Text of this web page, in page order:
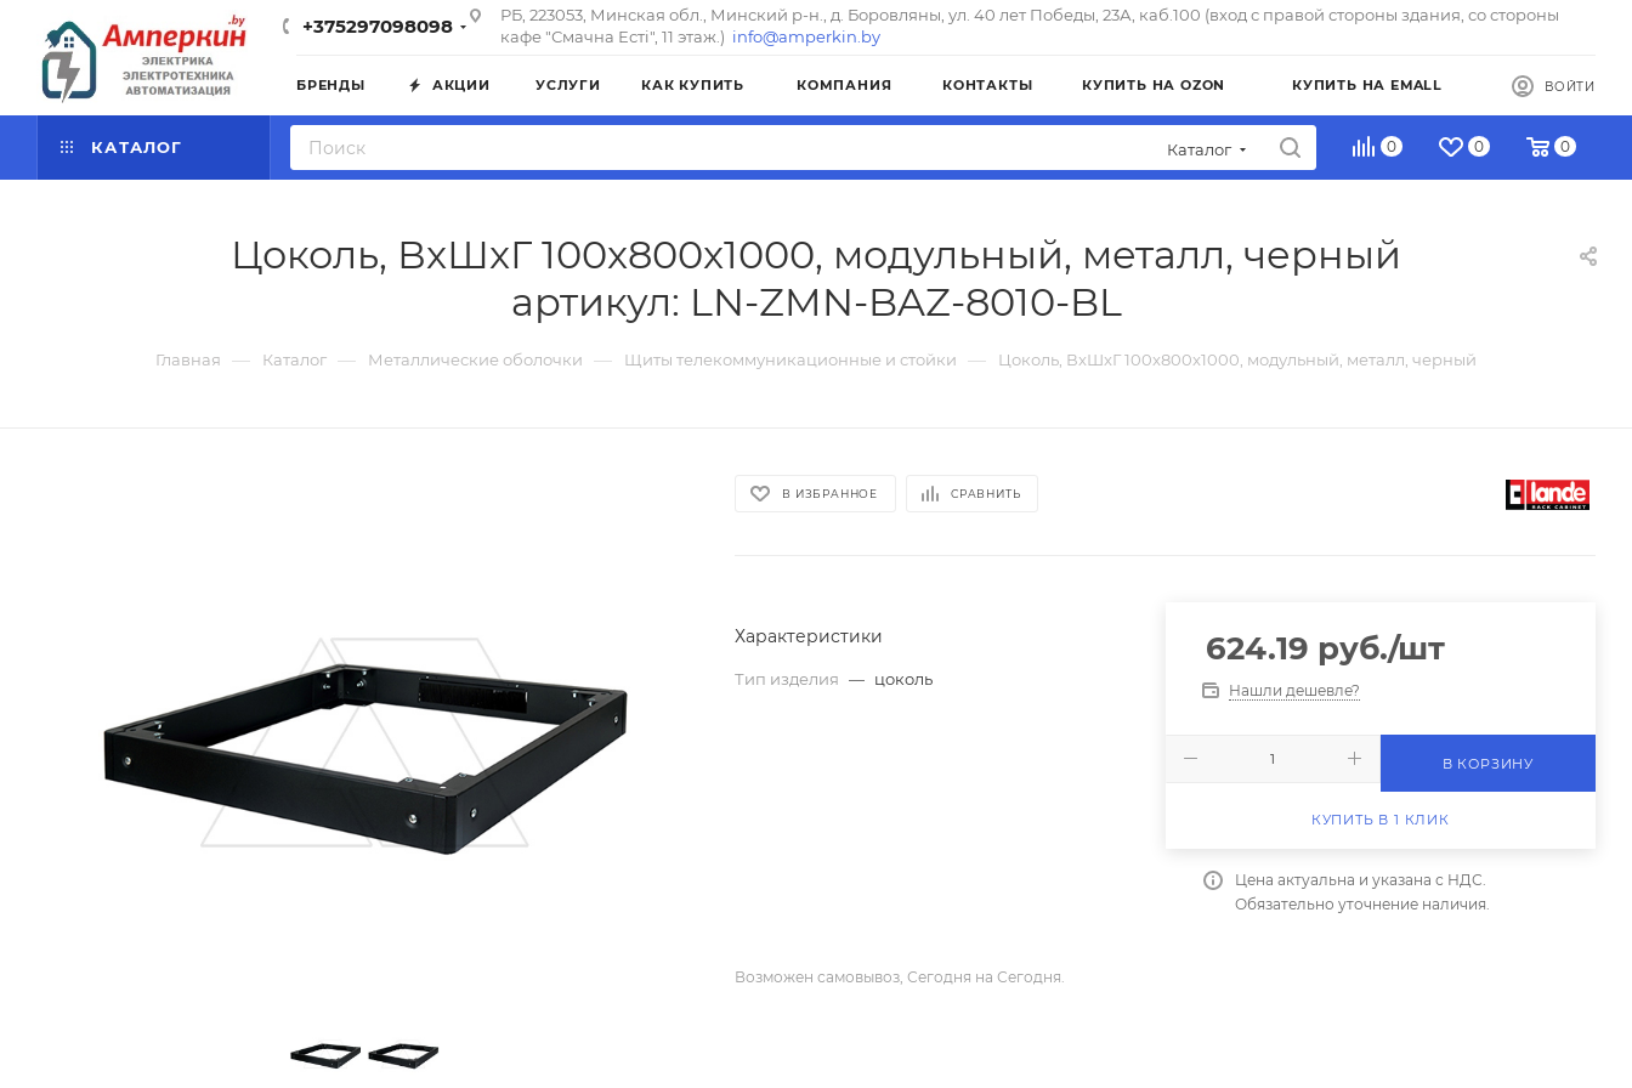
+375297098098
РБ, 223053, Минская обл., Минский р-н., д. Боровляны, ул. 40 лет Победы, 23А, каб.100 (вход с правой стороны здания, со стороны
кафе "Смачна Естi", 11 этаж.) info@amperkin.by
БРЕНДЫ АКЦИИ УСЛУГИ КАК КУПИТЬ КОМПАНИЯ КОНТАКТЫ КУПИТЬ НА OZON КУПИТЬ НА EMALL ВОЙТИ
КАТАЛОГ Каталог 0 0 0
Цоколь, ВxШxГ 100x800x1000, модульный, металл, черный
артикул: LN-ZMN-BAZ-8010-BL
Главная — Каталог — Металлические оболочки — Щиты телекоммуникационные и стойки — Цоколь, ВxШxГ 100x800x1000, модульный, металл, черный
В ИЗБРАННОЕ СРАВНИТЬ
Характеристики
Тип изделия — цоколь
624.19 руб./шт
Нашли дешевле?
В КОРЗИНУ
КУПИТЬ В 1 КЛИК
Цена актуальна и указана с НДС.
Обязательно уточнение наличия.
Возможен самовывоз, Сегодня на Сегодня.